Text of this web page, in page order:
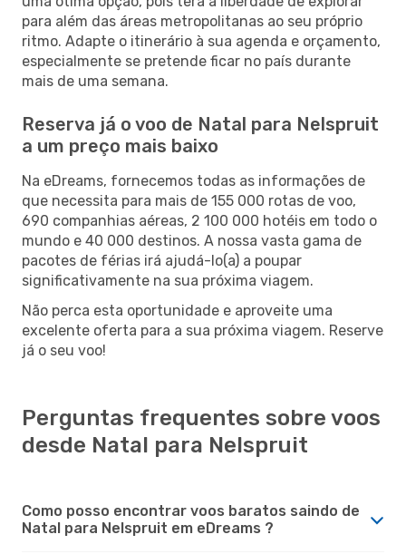
para além das áreas metropolitanas ao seu próprio
ritmo. Adapte o itinerário à sua agenda e orçamento,
especialmente se pretende ficar no país durante
mais de uma semana.
Reserva já o voo de Natal para Nelspruit
a um preço mais baixo
Na eDreams, fornecemos todas as informações de
que necessita para mais de 155 000 rotas de voo,
690 companhias aéreas, 2 100 000 hotéis em todo o
mundo e 40 000 destinos. A nossa vasta gama de
pacotes de férias irá ajudá-lo(a) a poupar
significativamente na sua próxima viagem.
Não perca esta oportunidade e aproveite uma
excelente oferta para a sua próxima viagem. Reserve
já o seu voo!
Perguntas frequentes sobre voos
desde Natal para Nelspruit
Como posso encontrar voos baratos saindo de
Natal para Nelspruit em eDreams ?